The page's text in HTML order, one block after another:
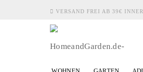
VERSAND FREI AB 39€